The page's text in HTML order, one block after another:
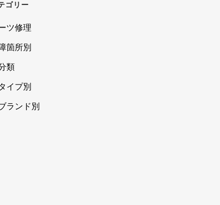
ゴリー
ツ修理
箇所別
類
イプ別
ランド別